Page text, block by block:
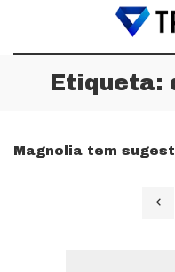
Etiqueta:
Magnolia tem